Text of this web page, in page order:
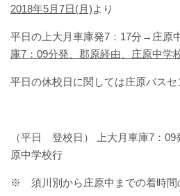
貸切バス・旅行業
企業情報
会社概要
2018年5月7日(月)より
平日の上大月車庫発7：17分→庄原
庫7：09分発、郡原経由、庄原中学
平日の休校日に関しては庄原バスセ
（平日 登校日） 上大月車庫7
原中学校行
※ 須川別から庄原中までの着時間